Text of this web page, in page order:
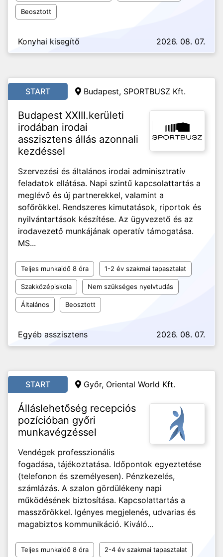
Beosztott
Konyhai kisegítő 2026. 08. 07.
START Budapest, SPORTBUSZ Kft.
Budapest XXIII.kerületi
irodában irodai
asszisztens állás azonnali
kezdéssel
Szervezési és általános irodai adminisztratív
feladatok ellátása. Napi szintű kapcsolattartás a
meglévő és új partnerekkel, valamint a
sofőrökkel. Rendszeres kimutatások, riportok és
nyilvántartások készítése. Az ügyvezető és az
irodavezető munkájának operatív támogatása.
MS...
Teljes munkaidő 8 óra 1-2 év szakmai tapasztalat
Szakközépiskola Nem szükséges nyelvtudás
Általános Beosztott
Egyéb asszisztens 2026. 08. 07.
START Győr, Oriental World Kft.
Álláslehetőség recepciós
pozícióban győri
munkavégzéssel
Vendégek professzionális
fogadása, tájékoztatása. Időpontok egyeztetése
(telefonon és személyesen). Pénzkezelés,
számlázás. A szalon gördülékeny napi
működésének biztosítása. Kapcsolattartás a
masszőrökkel. Igényes megjelenés, udvarias és
magabiztos kommunikáció. Kiváló...
Teljes munkaidő 8 óra 2-4 év szakmai tapasztalat